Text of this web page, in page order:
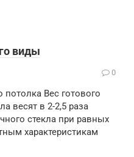
виды
0
потолка Вес готового
весят в 2-2,5 раза
стекла при равных
характеристикам